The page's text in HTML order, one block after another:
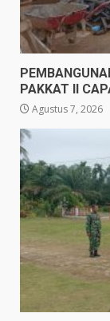
PAKKAT II
Agustus 7, 2026